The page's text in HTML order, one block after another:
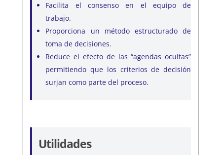
Facilita el consenso en el equipo de
trabajo.
Proporciona un método estructurado de
toma de decisiones.
Reduce el efecto de las “agendas ocultas”
permitiendo que los criterios de decisión
surjan como parte del proceso.
Utilidades